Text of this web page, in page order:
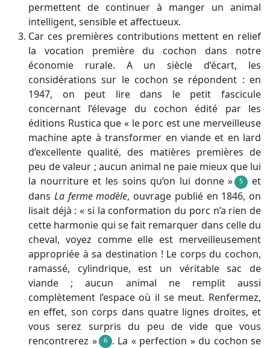
permettent de continuer à manger un animal
intelligent, sensible et affectueux.
Car ces premières contributions mettent en relief
la vocation première du cochon dans notre
économie rurale. A un siècle d’écart, les
considérations sur le cochon se répondent : en
1947, on peut lire dans le petit fascicule
concernant l’élevage du cochon édité par les
éditions Rustica que « le porc est une merveilleuse
machine apte à transformer en viande et en lard
d’excellente qualité, des matières premières de
peu de valeur ; aucun animal ne paie mieux que lui
la nourriture et les soins qu’on lui donne »
5
et
dans La ferme modèle, ouvrage publié en 1846, on
lisait déjà : « si la conformation du porc n’a rien de
cette harmonie qui se fait remarquer dans celle du
cheval, voyez comme elle est merveilleusement
appropriée à sa destination ! Le corps du cochon,
ramassé, cylindrique, est un véritable sac de
viande ; aucun animal ne remplit aussi
complètement l’espace où il se meut. Renfermez,
en effet, son corps dans quatre lignes droites, et
vous serez surpris du peu de vide que vous
rencontrerez »
6 . La « perfection » du cochon se